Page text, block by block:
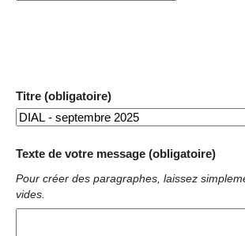
Titre (obligatoire)
Texte de votre message (obligatoire)
Pour créer des paragraphes, laissez
vides.